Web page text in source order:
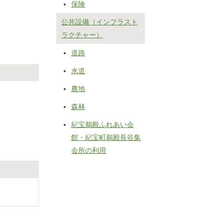
保険
公共設備（インフラスト
ラクチャー）
道路
水道
農地
森林
紀宝鵜殿ふれあい会
館・紀宝町鵜殿長谷集
会所の利用